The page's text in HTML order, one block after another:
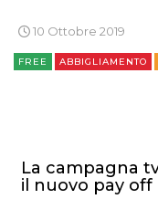
NORMATIVE
OPINIONI
10 Ottobre 2019
FREE ABBIGLIAMENTO
La campagna
il nuovo pay off